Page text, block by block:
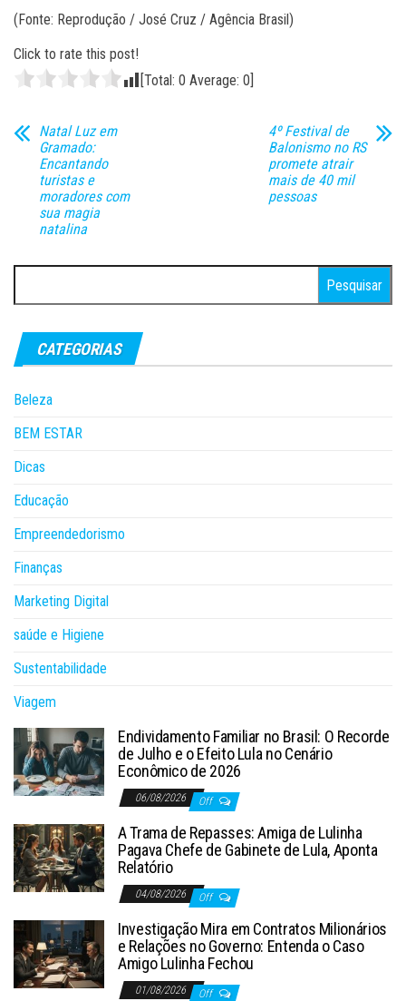
(Fonte: Reprodução / José Cruz / Agência Brasil)
Click to rate this post!
[Total: 0 Average: 0]
Natal Luz em
Gramado:
Encantando
turistas e
moradores com
sua magia
natalina
4º Festival de
Balonismo no RS
promete atrair
mais de 40 mil
pessoas
por:
CATEGORIAS
Beleza
BEM ESTAR
Dicas
Educação
Empreendedorismo
Finanças
Marketing Digital
saúde e Higiene
Sustentabilidade
Viagem
Endividamento Familiar no Brasil: O Recorde
de Julho e o Efeito Lula no Cenário
Econômico de 2026
06/08/2026 Off
A Trama de Repasses: Amiga de Lulinha
Pagava Chefe de Gabinete de Lula, Aponta
Relatório
04/08/2026 Off
Investigação Mira em Contratos Milionários
e Relações no Governo: Entenda o Caso
Amigo Lulinha Fechou
01/08/2026 Off